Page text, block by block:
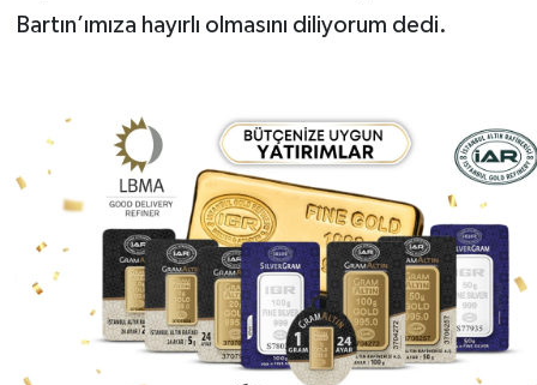
Bartın’ımıza hayırlı olmasını diliyorum dedi.